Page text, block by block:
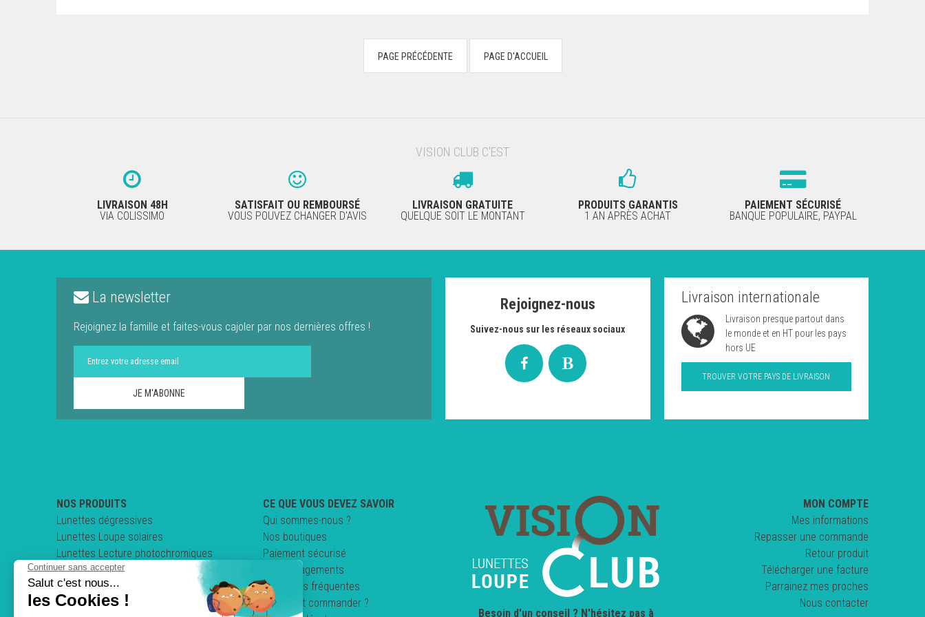
VISION CLUB C'EST
LIVRAISON 48H
VIA COLISSIMO
SATISFAIT OU REMBOURSÉ
VOUS POUVEZ CHANGER D'AVIS
LIVRAISON GRATUITE
QUELQUE SOIT LE MONTANT
PRODUITS GARANTIS
1 AN APRÈS ACHAT
PAIEMENT SÉCURISÉ
BANQUE POPULAIRE, PAYPAL
La newsletter
Rejoignez la famille et faites-vous cajoler par nos dernières offres !
Rejoignez-nous
Suivez-nous sur les réseaux sociaux
Livraison internationale
Livraison presque partout dans
le monde et en HT pour les pays
hors UE
TROUVER VOTRE PAYS DE LIVRAISON
NOS PRODUITS
Lunettes dégressives
Lunettes Loupe solaires
Lunettes Lecture photochromiques
Lunettes loupe pliables
Clips & Sur-lunettes
Lunettes de conduite
CE QUE VOUS DEVEZ SAVOIR
Qui sommes-nous ?
Nos boutiques
Paiement sécurisé
Nos engagements
Questions fréquentes
Comment commander ?
Besoin d'un conseil ? N'hésitez pas à
MON COMPTE
Mes informations
Repasser une commande
Retour produit
Télécharger une facture
Parrainez mes proches
Nous contacter